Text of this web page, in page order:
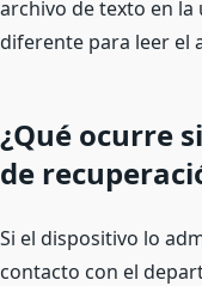
archivo de texto en
diferente para leer el
¿Qué ocurre
de
Si el dispositivo lo
contacto con el